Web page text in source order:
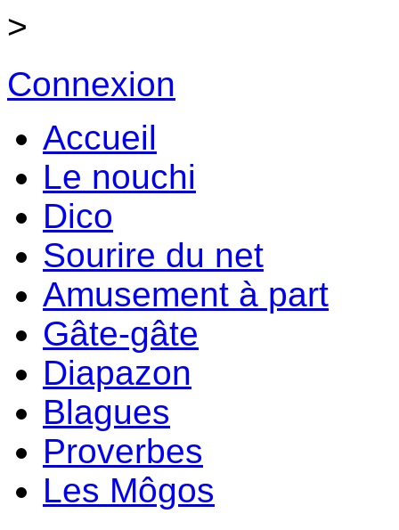
>
Connexion
Accueil
Le nouchi
Dico
Sourire du net
Amusement à part
Gâte-gâte
Diapazon
Blagues
Proverbes
Les Môgos